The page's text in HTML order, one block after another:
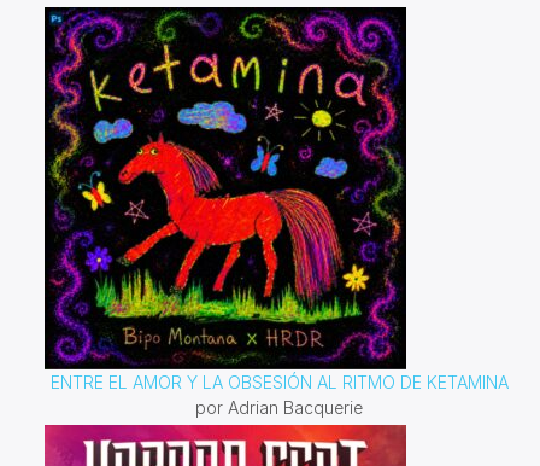
ENTRE EL AMOR Y LA OBSESIÓN AL RITMO DE KETAMINA
por Adrian Bacquerie